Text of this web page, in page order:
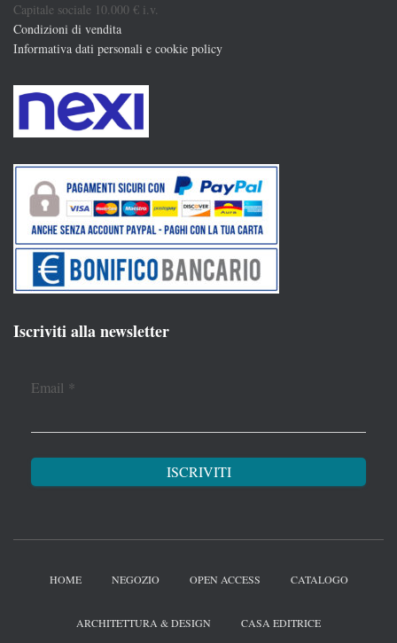
Capitale sociale 10.000 € i.v.
Condizioni di vendita
Informativa dati personali e cookie policy
Iscriviti alla newsletter
Email *
HOME NEGOZIO OPEN ACCESS CATALOGO
ARCHITETTURA & DESIGN CASA EDITRICE